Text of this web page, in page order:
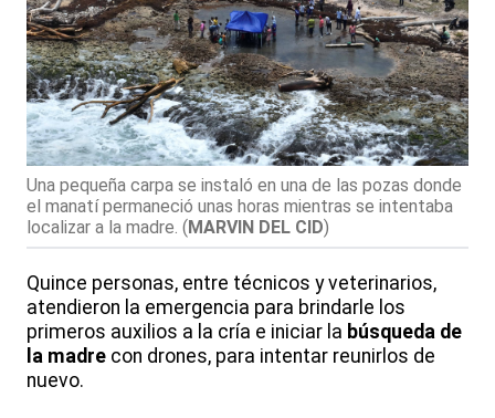
Una pequeña carpa se instaló en una de las pozas donde
el manatí permaneció unas horas mientras se intentaba
localizar a la madre. (MARVIN DEL CID)
Quince personas, entre técnicos y veterinarios,
atendieron la emergencia para brindarle los
primeros auxilios a la cría e iniciar la búsqueda de
la madre con drones, para intentar reunirlos de
nuevo.